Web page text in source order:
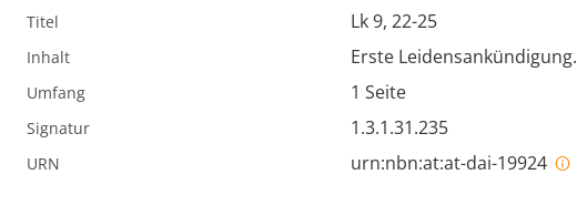
Titel Lk 9, 22-25
Inhalt Erste Leidensankündigung.
Umfang 1 Seite
Signatur 1.3.1.31.235
URN urn:nbn:at:at-dai-19924